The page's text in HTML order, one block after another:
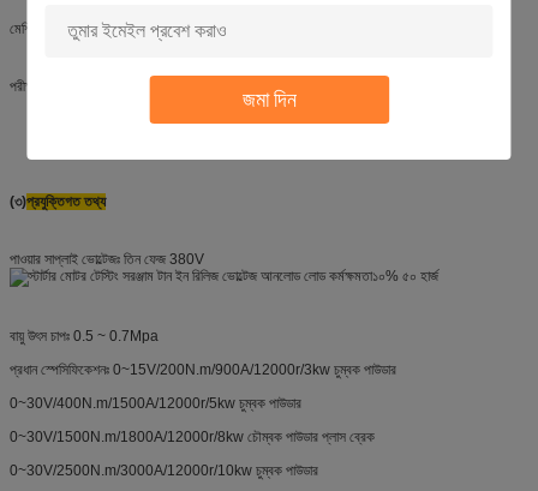
জমা দিন
মেশিনটি মূলত তিনটি অংশ নিয়ে গঠিতঃ
পরীক্ষার বেঞ্চ, কম্পিউটার মনিটরিং এবং নিয়ন্ত্রণ, উচ্চ নির্ভুলতা আনালগ পাওয়ার সাপ্লাই।
(৩)প্রযুক্তিগত তথ্য
পাওয়ার সাপ্লাই ভোল্টেজঃ তিন ফেজ 380V
১০% ৫০ হার্জ
বায়ু উৎস চাপঃ 0.5 ~ 0.7Mpa
প্রধান স্পেসিফিকেশনঃ 0~15V/200N.m/900A/12000r/3kw চুম্বক পাউডার
0~30V/400N.m/1500A/12000r/5kw চুম্বক পাউডার
0~30V/1500N.m/1800A/12000r/8kw চৌম্বক পাউডার প্লাস ব্রেক
0~30V/2500N.m/3000A/12000r/10kw চুম্বক পাউডার